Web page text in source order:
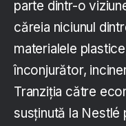
parte dintr-o
căreia niciunul
materialele
înconjurător,
Tranziția către
susținută la Nestlé